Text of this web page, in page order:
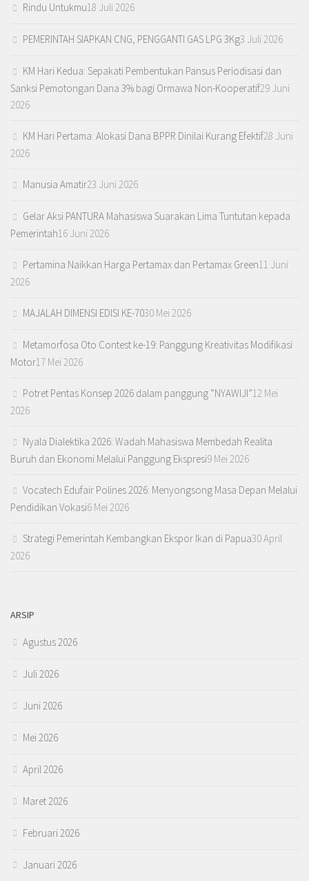
Rindu Untukmu18 Juli 2026
PEMERINTAH SIAPKAN CNG, PENGGANTI GAS LPG 3Kg3 Juli 2026
KM Hari Kedua: Sepakati Pembentukan Pansus Periodisasi dan
Sanksi Pemotongan Dana 3% bagi Ormawa Non-Kooperatif29 Juni
2026
KM Hari Pertama: Alokasi Dana BPPR Dinilai Kurang Efektif28 Juni
2026
Manusia Amatir23 Juni 2026
Gelar Aksi PANTURA Mahasiswa Suarakan Lima Tuntutan kepada
Pemerintah16 Juni 2026
Pertamina Naikkan Harga Pertamax dan Pertamax Green11 Juni
2026
MAJALAH DIMENSI EDISI KE-7030 Mei 2026
Metamorfosa Oto Contest ke-19: Panggung Kreativitas Modifikasi
Motor17 Mei 2026
Potret Pentas Konsep 2026 dalam panggung “NYAWIJI”12 Mei
2026
Nyala Dialektika 2026: Wadah Mahasiswa Membedah Realita
Buruh dan Ekonomi Melalui Panggung Ekspresi9 Mei 2026
Vocatech Edufair Polines 2026: Menyongsong Masa Depan Melalui
Pendidikan Vokasi6 Mei 2026
Strategi Pemerintah Kembangkan Ekspor Ikan di Papua30 April
2026
ARSIP
Agustus 2026
Juli 2026
Juni 2026
Mei 2026
April 2026
Maret 2026
Februari 2026
Januari 2026